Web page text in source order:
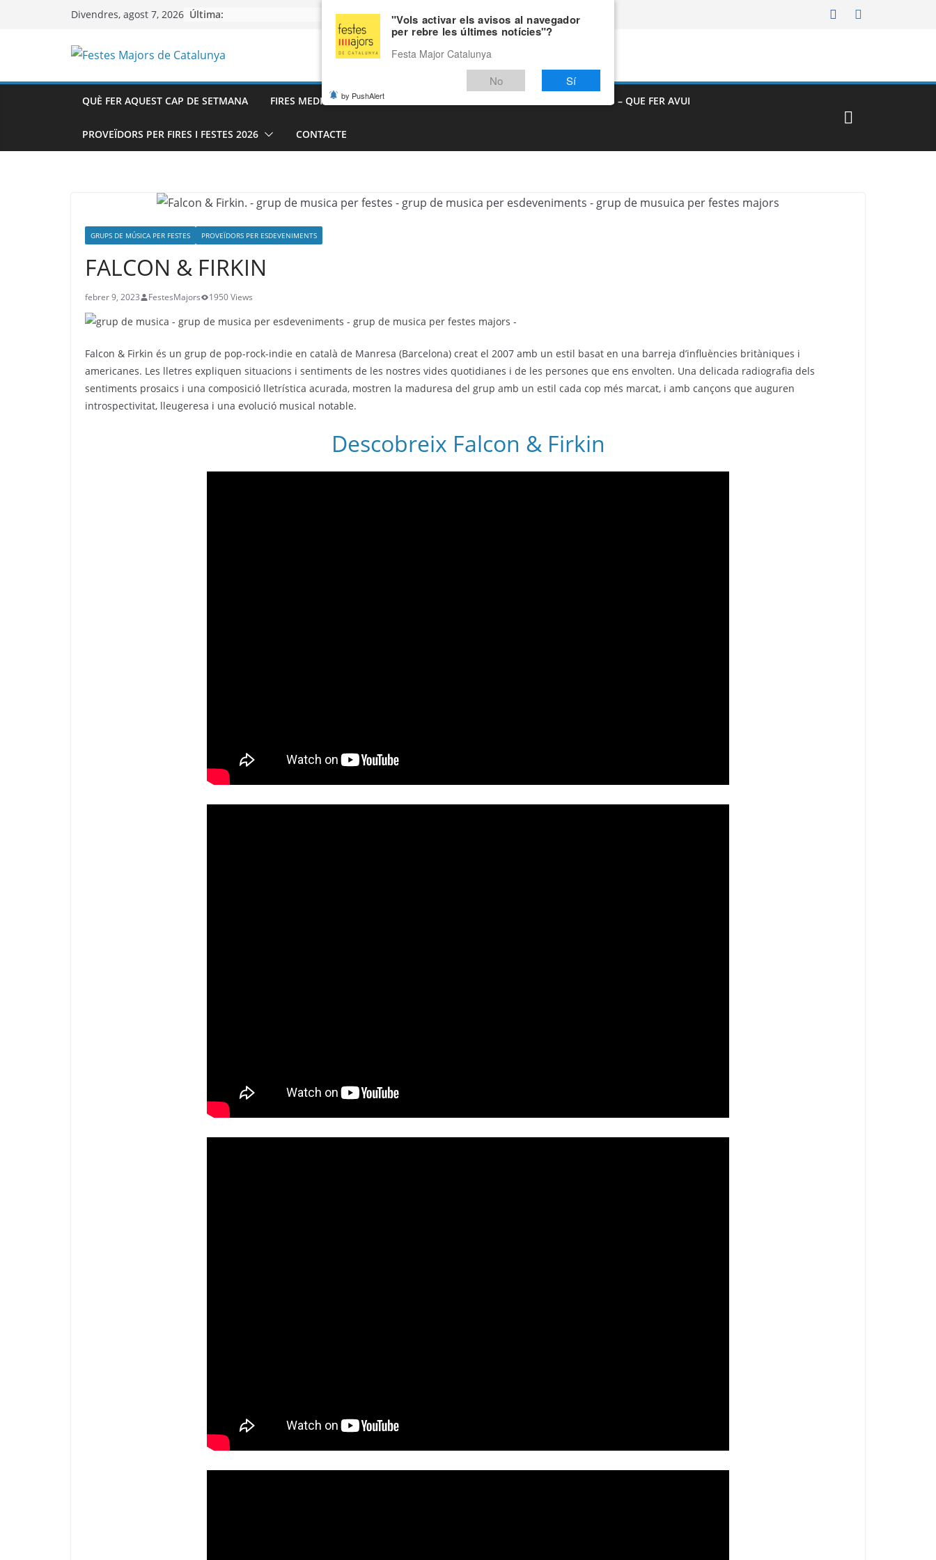
Divendres, agost 7, 2026 Última:
QUÈ FER AQUEST CAP DE SETMANA FIRES MEDIEVALS – AGENDA DE FIRES MEDIEVALS 2026 FIRES I FESTES – QUE FER AVUI
PROVEÏDORS PER FIRES I FESTES 2026 CONTACTE
GRUPS DE MÚSICA PER FESTES PROVEÏDORS PER ESDEVENIMENTS
FALCON & FIRKIN
febrer 9, 2023 FestesMajors 1950 Views
Falcon & Firkin és un grup de pop-rock-indie en català de Manresa (Barcelona) creat el 2007 amb un estil basat en una barreja d’influències britàniques i
americanes. Les lletres expliquen situacions i sentiments de les nostres vides quotidianes i de les persones que ens envolten. Una delicada radiografia dels
sentiments prosaics i una composició lletrística acurada, mostren la maduresa del grup amb un estil cada cop més marcat, i amb cançons que auguren
introspectivitat, lleugeresa i una evolució musical notable.
Descobreix Falcon & Firkin
"Vols activar els avisos al navegador
per rebre les últimes notícies"?
Festa Major Catalunya
No Sí
by PushAlert